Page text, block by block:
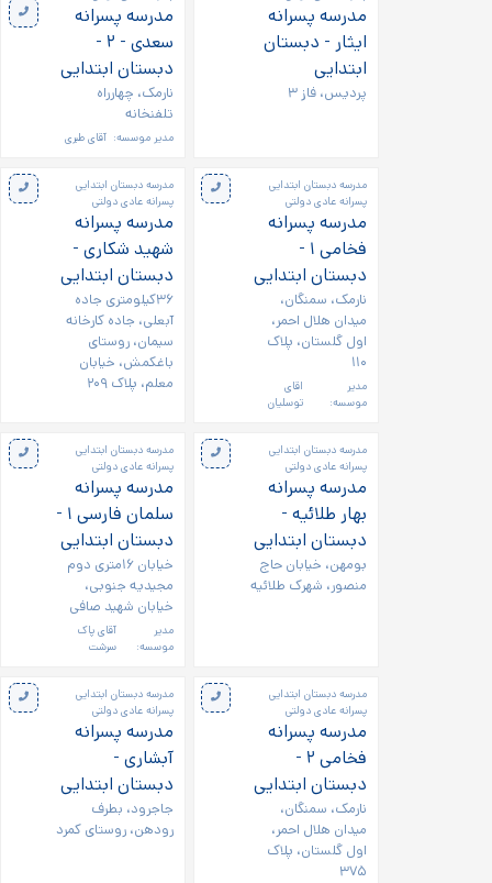
مدرسه پسرانه
ایثار - دبستان
ابتدایی
پردیس، فاز ۳
مدرسه پسرانه
سعدی - ۲ -
دبستان ابتدایی
نارمک، چهارراه
تلفنخانه
مدیر موسسه: آقای طبری
مدرسه دبستان ابتدایی
پسرانه عادی دولتی
مدرسه پسرانه
فخامی ۱ -
دبستان ابتدایی
نارمک، سمنگان،
میدان هلال احمر،
اول گلستان، پلاک
۱۱۰
مدیر
موسسه:
اقای
توسلیان
مدرسه دبستان ابتدایی
پسرانه عادی دولتی
مدرسه پسرانه
شهید شکاری -
دبستان ابتدایی
۳۶کیلومتری جاده
آبعلی، جاده کارخانه
سیمان، روستای
باغکمش، خیابان
معلم، پلاک ۲۰۹
مدرسه دبستان ابتدایی
پسرانه عادی دولتی
مدرسه پسرانه
بهار طلائیه -
دبستان ابتدایی
بومهن، خیابان حاج
منصور، شهرک طلائیه
مدرسه دبستان ابتدایی
پسرانه عادی دولتی
مدرسه پسرانه
سلمان فارسی ۱ -
دبستان ابتدایی
خیابان ۱۶متری دوم
مجیدیه جنوبی،
خیابان شهید صافی
مدیر
موسسه:
آقای پاک
سرشت
مدرسه دبستان ابتدایی
پسرانه عادی دولتی
مدرسه پسرانه
فخامی ۲ -
دبستان ابتدایی
نارمک، سمنگان،
میدان هلال احمر،
اول گلستان، پلاک
۳۷۵
مدرسه دبستان ابتدایی
پسرانه عادی دولتی
مدرسه پسرانه
آبشاری -
دبستان ابتدایی
جاجرود، بطرف
رودهن، روستای کمرد